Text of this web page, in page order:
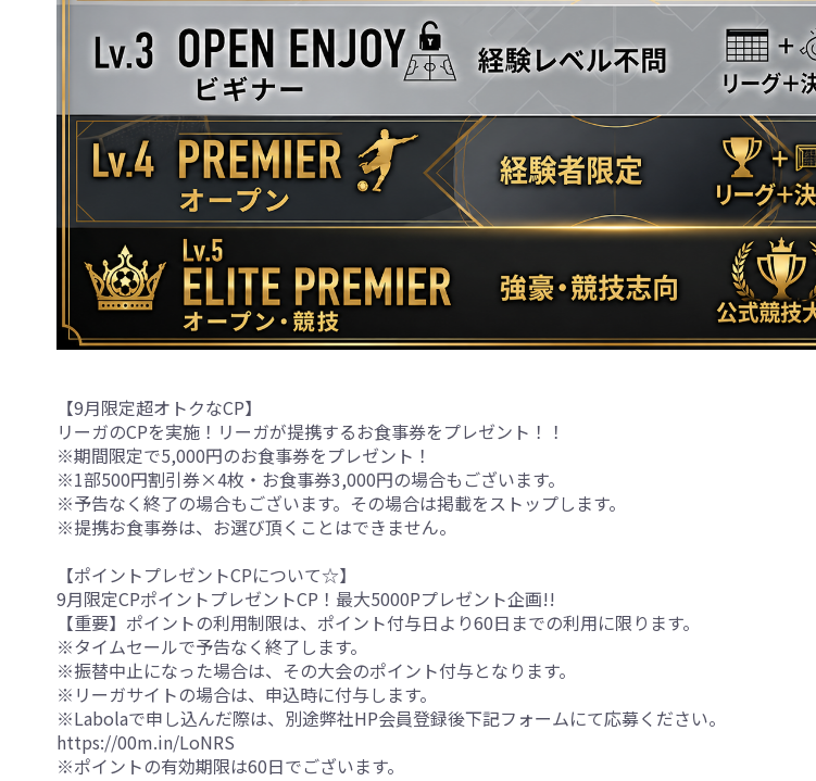
【9月限定超オトクなCP】
リーガのCPを実施！リーガが提携するお食事券をプレゼント！！
※期間限定で5,000円のお食事券をプレゼント！
※1部500円割引券×4枚・お食事券3,000円の場合もございます。
※予告なく終了の場合もございます。その場合は掲載をストップします。
※提携お食事券は、お選び頂くことはできません。
【ポイントプレゼントCPについて☆】
9月限定CPポイントプレゼントCP！最大5000Pプレゼント企画!!
【重要】ポイントの利用制限は、ポイント付与日より60日までの利用に限ります。
※タイムセールで予告なく終了します。
※振替中止になった場合は、その大会のポイント付与となります。
※リーガサイトの場合は、申込時に付与します。
※Labolaで申し込んだ際は、別途弊社HP会員登録後下記フォームにて応募ください。
https://00m.in/LoNRS
※ポイントの有効期限は60日でございます。